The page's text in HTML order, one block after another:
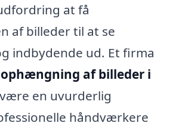
at få
af billeder til at se
indbydende ud. Et firma
ophængning af billeder i
en uvurderlig
håndværkere